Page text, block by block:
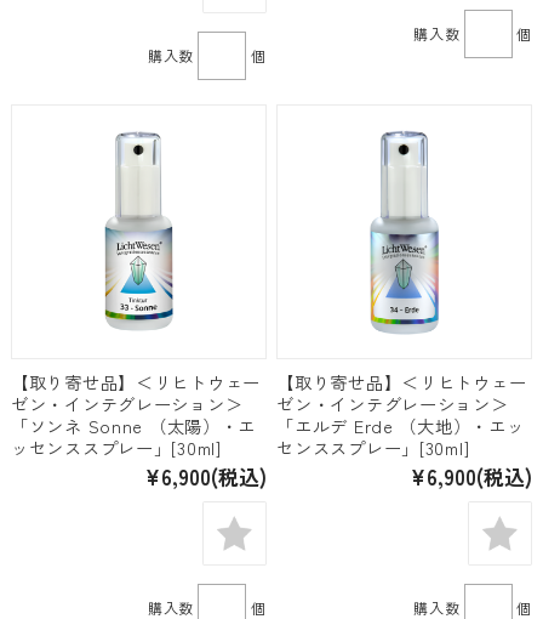
購入数 個
購入数 個
【取り寄せ品】＜リヒトウェー
ゼン・インテグレーション＞
「ソンネ Sonne （太陽）・エ
ッセンススプレー」[30ml]
¥6,900(税込)
購入数 個
【取り寄せ品】＜リヒトウェー
ゼン・インテグレーション＞
「エルデ Erde （大地）・エッ
センススプレー」[30ml]
¥6,900(税込)
購入数 個